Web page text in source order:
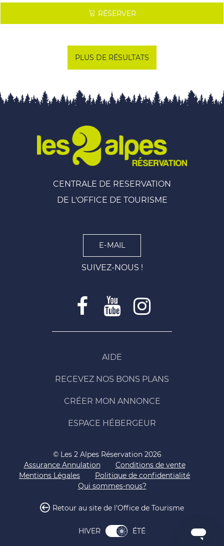
RÉSERVER
PLUS DE RÉSULTATS
CENTRALE DE RESERVATION
DE L'OFFICE DE TOURISME
E-MAIL
SUIVEZ-NOUS !
AIDE
RECEVEZ NOS BONS PLANS
CRÉER MON ANNONCE
ESPACE HÉBERGEUR
© Les 2 Alpes Réservation 2026
Assurance Annulation
Conditions de vente
Mentions Légales
Politique de confidentialité
Qui sommes-nous?
Retour au site de l'Office de Tourisme
HIVER ÉTÉ